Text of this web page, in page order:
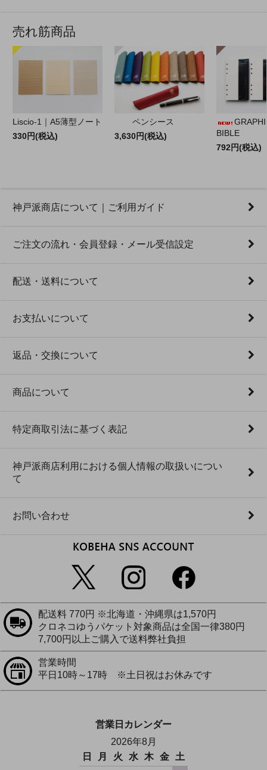
売れ筋商品
Liscio-1｜A5薄型ノート
330円(税込)
ペンシース
3,630円(税込)
BIBLE
792円(税込)
神戸派商店について｜ご利用ガイド
ご注文の流れ・会員登録・メール受信設定
配送・送料について
お支払いについて
返品・交換について
商品について
特定商取引法に基づく表記
神戸派商店利用における個人情報の取扱いについ
て
お問い合わせ
配送料 770円 ※北海道・沖縄県は1,570円
クロネコゆうパケット対象商品は全国一律380円
7,700円以上ご購入で送料弊社負担
営業時間
平日10時～17時 ※土日祝はお休みです
営業日カレンダー
2026年8月
日
月 火 水 木 金 土